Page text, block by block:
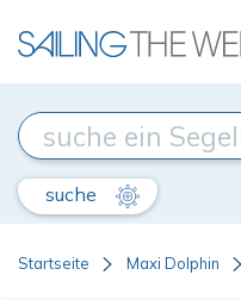
suche
Startseite Maxi Dolphin